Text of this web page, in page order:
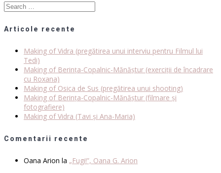
Search
for:
Articole recente
Making of Vidra (pregătirea unui interviu pentru Filmul lui
Tedi)
Making of Berința-Copalnic-Mănăștur (exerciții de încadrare
cu Roxana)
Making of Osica de Sus (pregătirea unui shooting)
Making of Berința-Copalnic-Mănăștur (filmare și
fotografiere)
Making of Vidra (Tavi și Ana-Maria)
Comentarii recente
Oana Arion la „Fugi!”, Oana G. Arion